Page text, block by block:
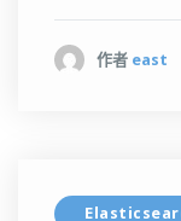
作者 east